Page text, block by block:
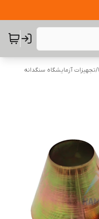
/تجهیزات آزمایشگاه سنگدانه